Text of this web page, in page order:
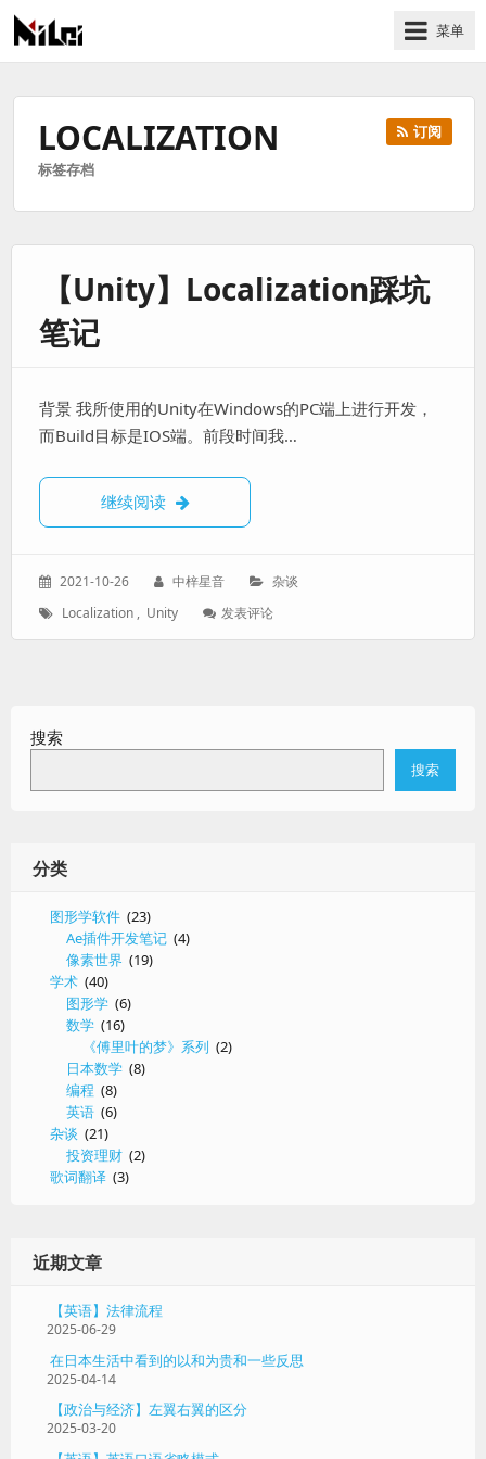
有
技
菜单
LOCALIZATION
标签存档
订阅
【Unity】Localization踩坑
笔记
背景 我所使用的Unity在Windows的PC端上进行开发，
而Build目标是IOS端。前段时间我…
继续阅读 【Unity】Localization踩坑笔记
发
于：
2021-10-26
作
中梓星音
分
杂谈
标
Localization , Unity 发表评论: 【Unity】
搜索
搜索
分类
图形学软件 (23)
Ae插件开发笔记 (4)
像素世界 (19)
学术 (40)
图形学 (6)
数学 (16)
《傅里叶的梦》系列 (2)
日本数学 (8)
编程 (8)
英语 (6)
杂谈 (21)
投资理财 (2)
歌词翻译 (3)
近期文章
【英语】法律流程
2025-06-29
在日本生活中看到的以和为贵和一些反思
2025-04-14
【政治与经济】左翼右翼的区分
2025-03-20